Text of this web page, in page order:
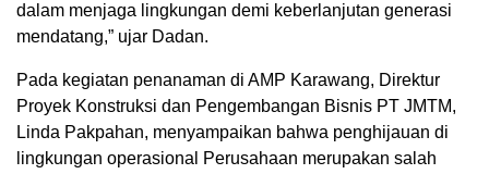
dalam menjaga lingkungan demi keberlanjutan generasi
mendatang,” ujar Dadan.
Pada kegiatan penanaman di AMP Karawang, Direktur
Proyek Konstruksi dan Pengembangan Bisnis PT JMTM,
Linda Pakpahan, menyampaikan bahwa penghijauan di
lingkungan operasional Perusahaan merupakan salah